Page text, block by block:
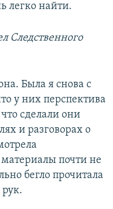
легко найти.
Следственного
Была я снова с
у них перспектива
сделали они
и разговорах о
почти не
бегло прочитала